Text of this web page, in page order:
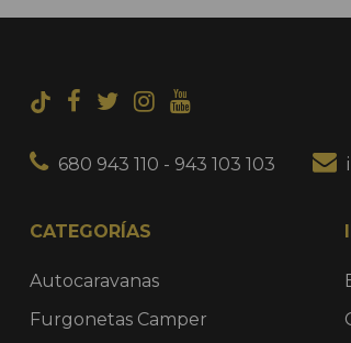
680 943 110 - 943 103 103
CATEGORÍAS
Autocaravanas
Furgonetas Camper